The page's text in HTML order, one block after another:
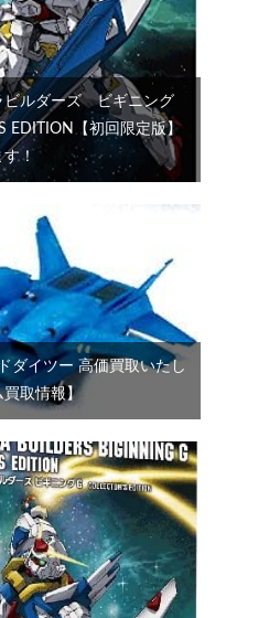
ビルダーズ ビギニング
EDITION【初回限定版】
！
ダイツー 高価買取いたし
買取情報】